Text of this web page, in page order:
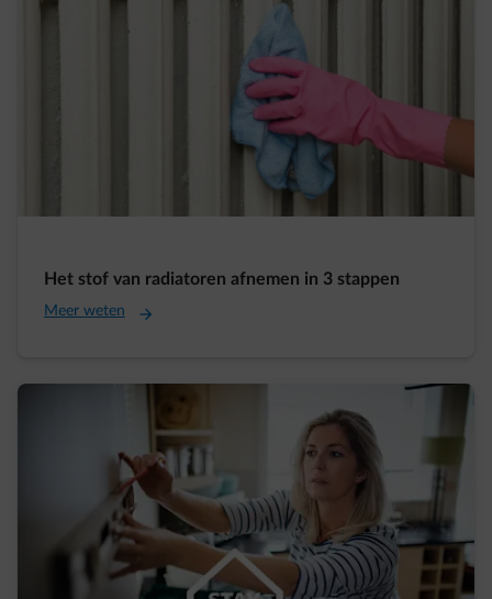
Het stof van radiatoren afnemen in 3 stappen
Meer weten